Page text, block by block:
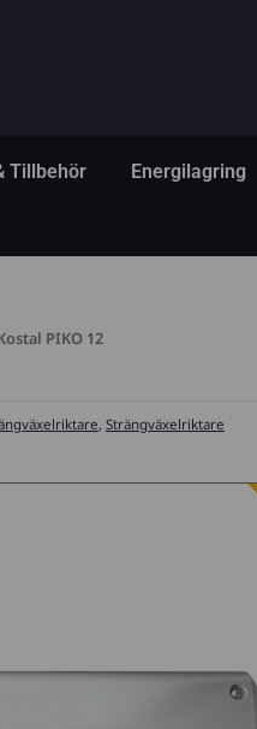
Tillbehör Öppna El & Tillbehör
Energilagring
PIKO 12
, Strängväxelriktare